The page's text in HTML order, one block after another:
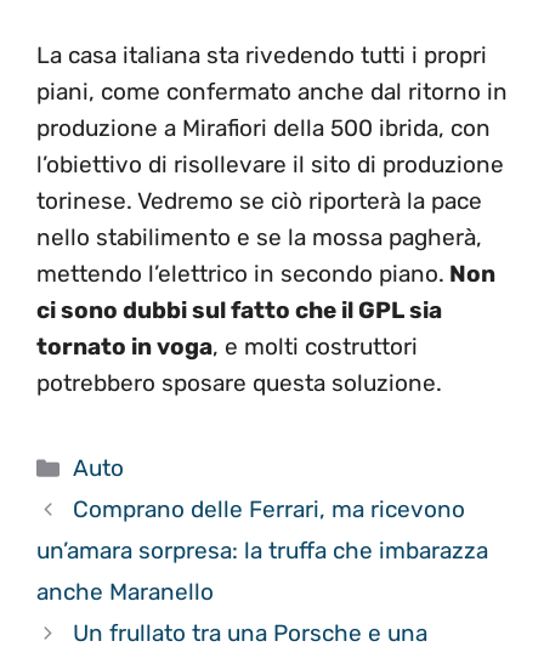
La casa italiana sta rivedendo tutti i propri
piani, come confermato anche dal ritorno in
produzione a Mirafiori della 500 ibrida, con
l’obiettivo di risollevare il sito di produzione
torinese. Vedremo se ciò riporterà la pace
nello stabilimento e se la mossa pagherà,
mettendo l’elettrico in secondo piano. Non
ci sono dubbi sul fatto che il GPL sia
tornato in voga, e molti costruttori
potrebbero sposare questa soluzione.
Categorie
Auto
Comprano delle Ferrari, ma ricevono
un’amara sorpresa: la truffa che imbarazza
anche Maranello
Un frullato tra una Porsche e una